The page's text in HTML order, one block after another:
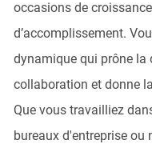
occasions de
d’accomplissement.
dynamique qui prône la
collaboration et donne
Que vous travailliez
bureaux d'entreprise